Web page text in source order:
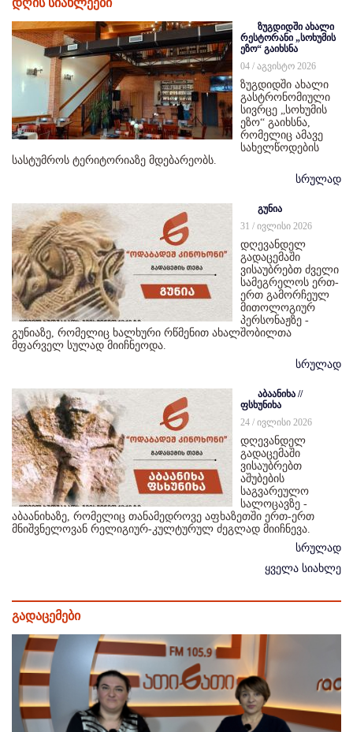
დღის სიახლეები
ზუგდიდში ახალი
რესტორანი „სოხუმის
ეზო“ გაიხსნა
04 / აგვისტო 2026
ზუგდიდში ახალი
გასტრონომიული
სივრცე „სოხუმის
ეზო“ გაიხსნა,
რომელიც ამავე
სახელწოდების
სასტუმროს ტერიტორიაზე მდებარეობს.
სრულად
გუნია
31 / ივლისი 2026
დღევანდელ
გადაცემაში
ვისაუბრებთ ძველი
სამეგრელოს ერთ-
ერთ გამორჩეულ
მითოლოგიურ
პერსონაჟზე -
გუნიაზე, რომელიც ხალხური რწმენით ახალშობილთა
მფარველ სულად მიიჩნეოდა.
სრულად
აბაანიხა //
ფსხუნიხა
24 / ივლისი 2026
დღევანდელ
გადაცემაში
ვისაუბრებთ
აშუბების
საგვარეულო
სალოცავზე -
აბაანიხაზე, რომელიც თანამედროვე აფხაზეთში ერთ-ერთ
მნიშვნელოვან რელიგიურ-კულტურულ ძეგლად მიიჩნევა.
სრულად
ყველა სიახლე
გადაცემები